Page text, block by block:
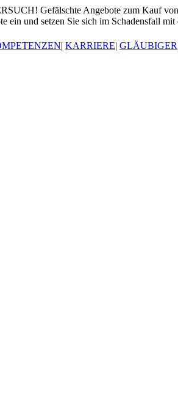
Gefälschte Angebote zum Kauf von
ein und setzen Sie sich im Schadensfall
| KARRIERE| GLÄUBIGER